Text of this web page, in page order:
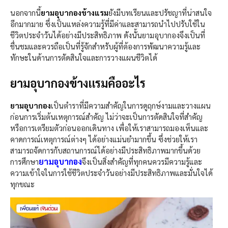
นอกจากนี้ยามอุบากองข้างแรมยังมีบทเรียนและปรัชญาที่น่าสนใจ
อีกมากมาย ซึ่งเป็นแหล่งความรู้ที่มีค่าและสามารถนำไปปรับใช้ใน
ชีวิตประจำวันได้อย่างมีประสิทธิภาพ ดังนั้นยามอุบากองจึงเป็นที่
ชื่นชมและควรถือเป็นที่รู้จักสำหรับผู้ที่ต้องการพัฒนาความรู้และ
ทักษะในด้านการตัดสินใจและการวางแผนชีวิตได้
ยามอุบากองข้างแรมคืออะไร
ยามอุบากองเป็นตำราที่มีความสำคัญในการดูฤกษ์งามและวางแผน
ก่อนการเริ่มต้นเหตุการณ์สำคัญ ไม่ว่าจะเป็นการตัดสินใจที่สำคัญ
หรือการเตรียมตัวก่อนออกเดินทาง เพื่อให้เราสามารถมองเห็นและ
คาดการณ์เหตุการณ์ต่างๆ ได้อย่างแม่นยำมากขึ้น ซึ่งช่วยให้เรา
สามารถจัดการกับสถานการณ์ได้อย่างมีประสิทธิภาพมากขึ้นด้วย
การศึกษายามอุบากองจึงเป็นสิ่งสำคัญที่ทุกคนควรมีความรู้และ
ความเข้าใจในการใช้ชีวิตประจำวันอย่างมีประสิทธิภาพและมั่นใจได้
ทุกขณะ